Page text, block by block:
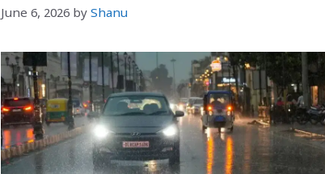
June 6, 2026 by Shanu